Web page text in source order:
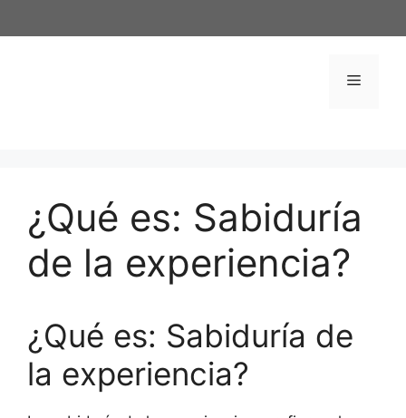
al
Menú
¿Qué es: Sabiduría
de la experiencia?
¿Qué es: Sabiduría de
la experiencia?